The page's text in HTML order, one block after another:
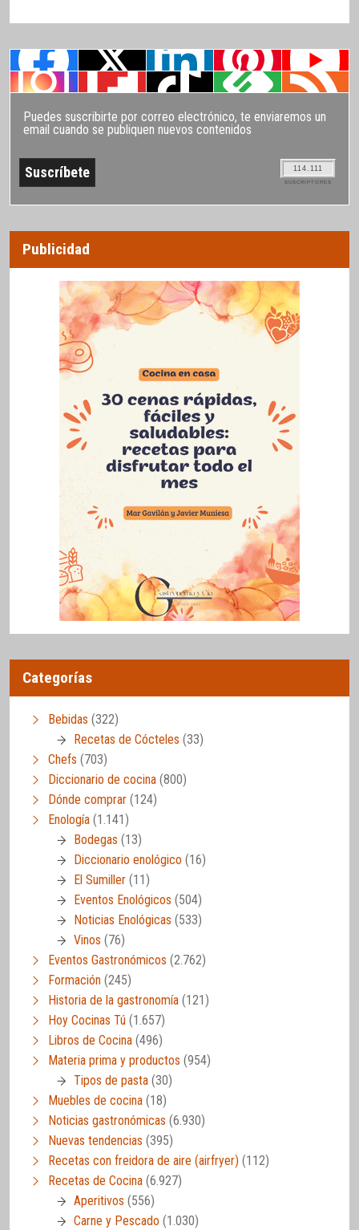
Puedes suscribirte por correo electrónico, te enviaremos un
email cuando se publiquen nuevos contenidos
114.111
SUSCRIPTORES
Publicidad
Categorías
Bebidas (322)
Recetas de Cócteles (33)
Chefs (703)
Diccionario de cocina (800)
Dónde comprar (124)
Enología (1.141)
Bodegas (13)
Diccionario enológico (16)
El Sumiller (11)
Eventos Enológicos (504)
Noticias Enológicas (533)
Vinos (76)
Eventos Gastronómicos (2.762)
Formación (245)
Historia de la gastronomía (121)
Hoy Cocinas Tú (1.657)
Libros de Cocina (496)
Materia prima y productos (954)
Tipos de pasta (30)
Muebles de cocina (18)
Noticias gastronómicas (6.930)
Nuevas tendencias (395)
Recetas con freidora de aire (airfryer) (112)
Recetas de Cocina (6.927)
Aperitivos (556)
Carne y Pescado (1.030)